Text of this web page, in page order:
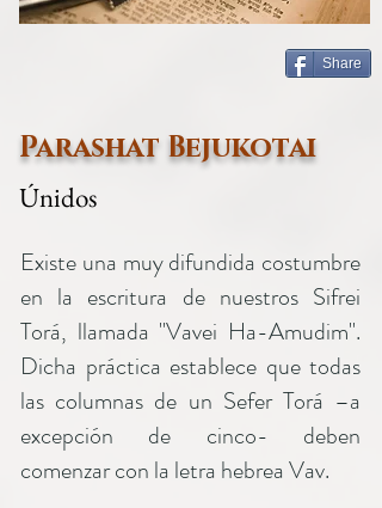
Share
Existe una muy difundida costumbre
en la escritura de nuestros Sifrei
Torá, llamada "Vavei Ha-Amudim".
Dicha práctica establece que todas
las columnas de un Sefer Torá –a
excepción de cinco- deben
comenzar con la letra hebrea Vav.
Parashat Bejukotai
Únidos